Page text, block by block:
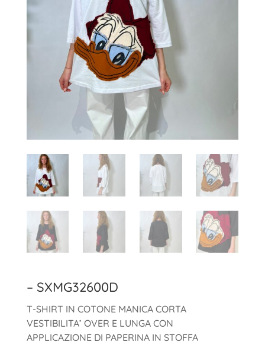
– SXMG32600D
T-SHIRT IN COTONE MANICA CORTA
VESTIBILITA’ OVER E LUNGA CON
APPLICAZIONE DI PAPERINA IN STOFFA